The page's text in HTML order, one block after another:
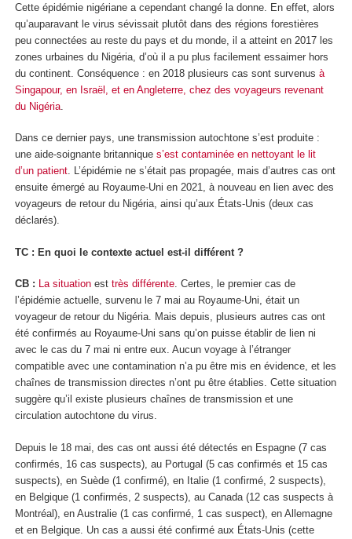
Cette épidémie nigériane a cependant changé la donne. En effet, alors
qu’auparavant le virus sévissait plutôt dans des régions forestières
peu connectées au reste du pays et du monde, il a atteint en 2017 les
zones urbaines du Nigéria, d’où il a pu plus facilement essaimer hors
du continent. Conséquence : en 2018 plusieurs cas sont survenus à
Singapour, en Israël, et en Angleterre, chez des voyageurs revenant
du Nigéria
Dans ce dernier pays, une transmission autochtone s’est produite :
une aide-soignante britannique s’est contaminée en nettoyant le lit
d’un patient. L’épidémie ne s’était pas propagée, mais d’autres cas ont
ensuite émergé au Royaume-Uni en 2021, à nouveau en lien avec des
voyageurs de retour du Nigéria, ainsi qu’aux États-Unis (deux cas
déclarés).
TC : En quoi le contexte actuel est-il différent ?
CB : La situation est très différente. Certes, le premier cas de
l’épidémie actuelle, survenu le 7 mai au Royaume-Uni, était un
voyageur de retour du Nigéria. Mais depuis, plusieurs autres cas ont
été confirmés au Royaume-Uni sans qu’on puisse établir de lien ni
avec le cas du 7 mai ni entre eux. Aucun voyage à l’étranger
compatible avec une contamination n’a pu être mis en évidence, et les
chaînes de transmission directes n’ont pu être établies. Cette situation
suggère qu’il existe plusieurs chaînes de transmission et une
circulation autochtone du virus.
Depuis le 18 mai, des cas ont aussi été détectés en Espagne (7 cas
confirmés, 16 cas suspects), au Portugal (5 cas confirmés et 15 cas
suspects), en Suède (1 confirmé), en Italie (1 confirmé, 2 suspects),
en Belgique (1 confirmés, 2 suspects), au Canada (12 cas suspects à
Montréal), en Australie (1 cas confirmé, 1 cas suspect), en Allemagne
et en Belgique. Un cas a aussi été confirmé aux États-Unis (cette